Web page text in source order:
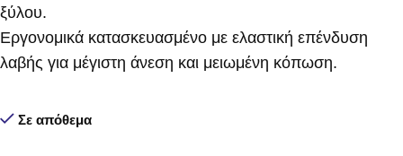
ξύλου.
Εργονομικά κατασκευασμένο με ελαστική επένδυση
λαβής για μέγιστη άνεση και μειωμένη κόπωση.
Σε απόθεμα